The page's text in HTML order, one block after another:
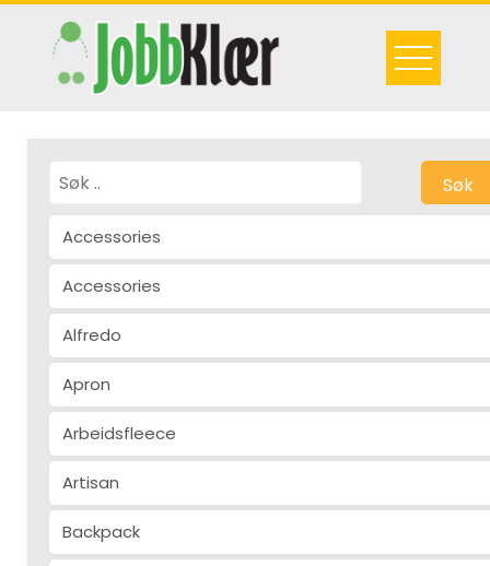
Skip
content
Søk
Accessories
Accessories
Alfredo
Apron
Arbeidsfleece
Artisan
Backpack